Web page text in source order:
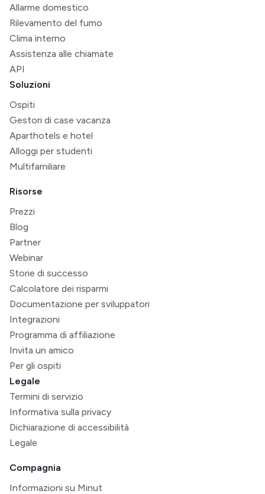
Allarme domestico
Rilevamento del fumo
Clima interno
Assistenza alle chiamate
API
Soluzioni
Ospiti
Gestori di case vacanza
Aparthotels e hotel
Alloggi per studenti
Multifamiliare
Risorse
Prezzi
Blog
Partner
Webinar
Storie di successo
Calcolatore dei risparmi
Documentazione per sviluppatori
Integrazioni
Programma di affiliazione
Invita un amico
Per gli ospiti
Legale
Termini di servizio
Informativa sulla privacy
Dichiarazione di accessibilità
Legale
Compagnia
Informazioni su Minut